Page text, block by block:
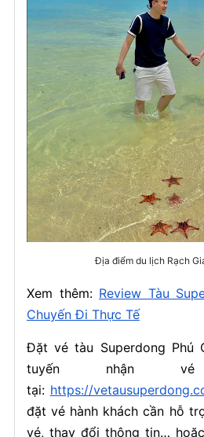
Địa điểm du lịch Rạch
Xem thêm: Review Tàu
Chuyến Đi Thực Tế
Đặt vé tàu Superdong Phú
tuyến nhận
tại: https://
đặt vé hành khách cần hỗ
vé, thay đổi thông tin…